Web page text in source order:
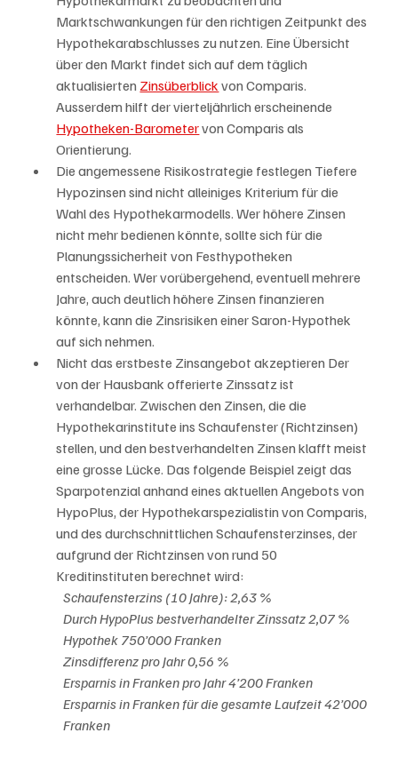
Marktschwankungen für den richtigen Zeitpunkt des
Hypothekarabschlusses zu nutzen. Eine Übersicht
über den Markt findet sich auf dem täglich
aktualisierten Zinsüberblick von Comparis.
Ausserdem hilft der vierteljährlich erscheinende
Hypotheken-Barometer von Comparis als
Orientierung.
Die angemessene Risikostrategie festlegen Tiefere
Hypozinsen sind nicht alleiniges Kriterium für die
Wahl des Hypothekarmodells. Wer höhere Zinsen
nicht mehr bedienen könnte, sollte sich für die
Planungssicherheit von Festhypotheken
entscheiden. Wer vorübergehend, eventuell mehrere
Jahre, auch deutlich höhere Zinsen finanzieren
könnte, kann die Zinsrisiken einer Saron-Hypothek
auf sich nehmen.
Nicht das erstbeste Zinsangebot akzeptieren Der
von der Hausbank offerierte Zinssatz ist
verhandelbar. Zwischen den Zinsen, die die
Hypothekarinstitute ins Schaufenster (Richtzinsen)
stellen, und den bestverhandelten Zinsen klafft meist
eine grosse Lücke. Das folgende Beispiel zeigt das
Sparpotenzial anhand eines aktuellen Angebots von
HypoPlus, der Hypothekarspezialistin von Comparis,
und des durchschnittlichen Schaufensterzinses, der
aufgrund der Richtzinsen von rund 50
Kreditinstituten berechnet wird:
Schaufensterzins (10 Jahre): 2,63 %
Durch HypoPlus bestverhandelter Zinssatz 2,07 %
Hypothek 750’000 Franken
Zinsdifferenz pro Jahr 0,56 %
Ersparnis in Franken pro Jahr 4’200 Franken
Ersparnis in Franken für die gesamte Laufzeit 42’000
Franken